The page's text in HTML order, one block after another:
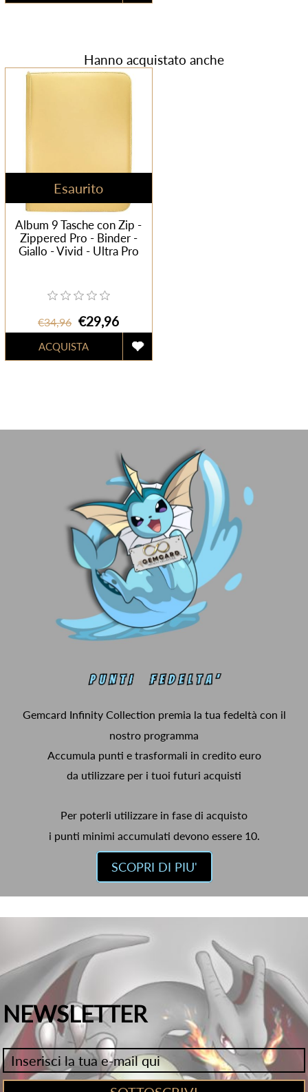
Hanno acquistato anche
Esaurito
Album 9 Tasche con Zip -
Zippered Pro - Binder -
Giallo - Vivid - Ultra Pro
€34,96 €29,96
Gemcard Infinity Collection premia la tua fedeltà con il
nostro programma
Accumula punti e trasformali in credito euro
da utilizzare per i tuoi futuri acquisti
Per poterli utilizzare in fase di acquisto
i punti minimi accumulati devono essere 10.
SCOPRI DI PIU'
NEWSLETTER